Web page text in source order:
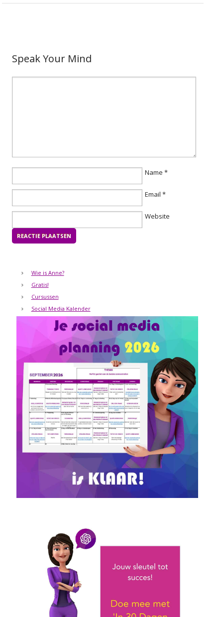
Speak Your Mind
Name *
Email *
Website
Wie is Anne?
Gratis!
Cursussen
Social Media Kalender